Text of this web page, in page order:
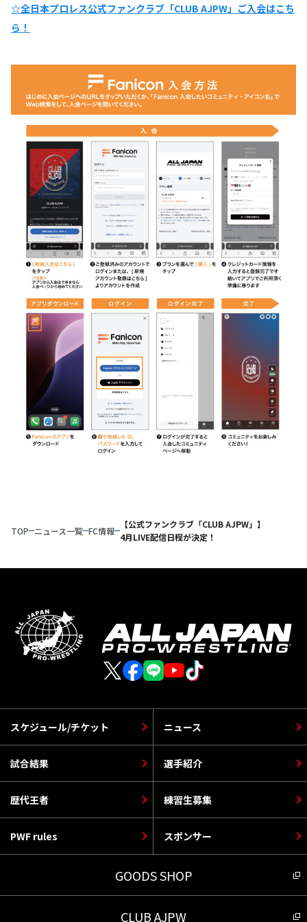
☆全日本プロレス公式ファンクラブ「CLUB AJPW」ご入会はこち
ら！
TOP ニュース一覧 FC情報
【公式ファンクラブ「CLUB AJPW」】
4月LIVE配信日程が決定！
スケジュール/チケット
選手紹介
PWF rules
ニュース
歴代王者
スポンサー
試合結果
練習生募集
GOODS SHOP
CLUB AJPW